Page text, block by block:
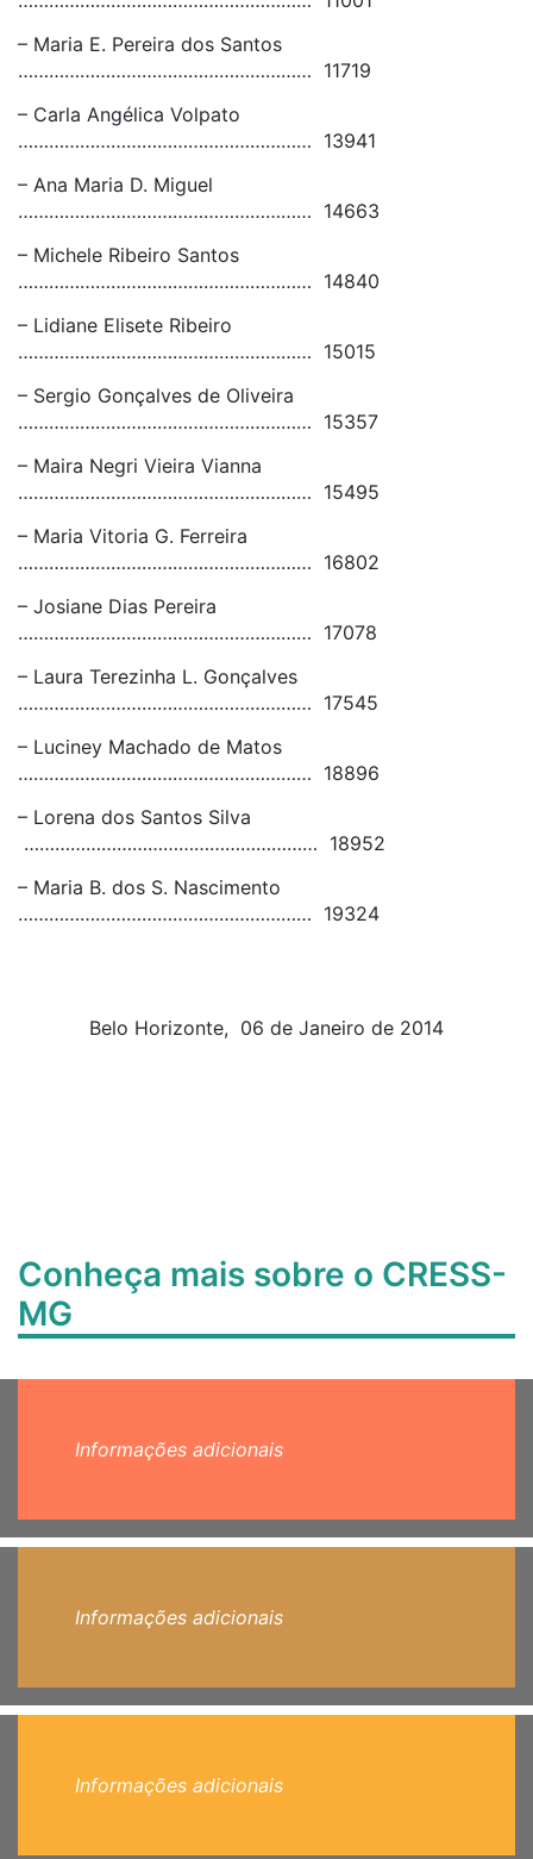
– Maria E. Pereira dos Santos
………………………………………………… 11719
– Carla Angélica Volpato
………………………………………………… 13941
– Ana Maria D. Miguel
………………………………………………… 14663
– Michele Ribeiro Santos
………………………………………………… 14840
– Lidiane Elisete Ribeiro
………………………………………………… 15015
– Sergio Gonçalves de Oliveira
………………………………………………… 15357
– Maira Negri Vieira Vianna
………………………………………………… 15495
– Maria Vitoria G. Ferreira
………………………………………………… 16802
– Josiane Dias Pereira
………………………………………………… 17078
– Laura Terezinha L. Gonçalves
………………………………………………… 17545
– Luciney Machado de Matos
………………………………………………… 18896
– Lorena dos Santos Silva
………………………………………………… 18952
– Maria B. dos S. Nascimento
………………………………………………… 19324
Belo Horizonte, 06 de Janeiro de 2014
Conheça mais sobre o CRESS-
MG
Informações adicionais
Informações adicionais
Informações adicionais